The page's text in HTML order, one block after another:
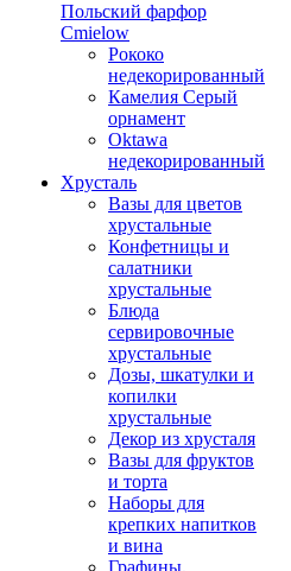
Польский фарфор
Сmielow
Рококо
недекорированный
Камелия Серый
орнамент
Oktawa
недекорированный
Хрусталь
Вазы для цветов
хрустальные
Конфетницы и
салатники
хрустальные
Блюда
сервировочные
хрустальные
Дозы, шкатулки и
копилки
хрустальные
Декор из хрусталя
Вазы для фруктов
и торта
Наборы для
крепких напитков
и вина
Графины,